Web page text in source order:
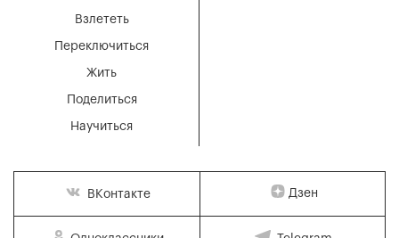
Взлететь
Переключиться
Жить
Поделиться
Научиться
ВКонтакте Дзен